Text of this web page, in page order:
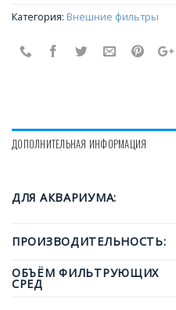
Категория: Внешние фильтры
ДОПОЛНИТЕЛЬНАЯ ИНФОРМАЦИЯ
ДЛЯ АКВАРИУМА:
ПРОИЗВОДИТЕЛЬНОСТЬ:
ОБЪЁМ ФИЛЬТРУЮЩИХ
СРЕД